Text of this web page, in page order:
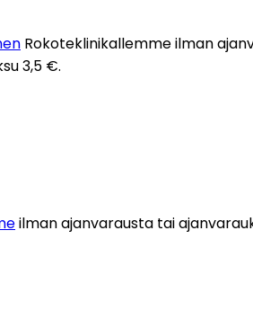
Rokoteklinikallemme ilman
3,5 €.
ilman ajanvarausta tai